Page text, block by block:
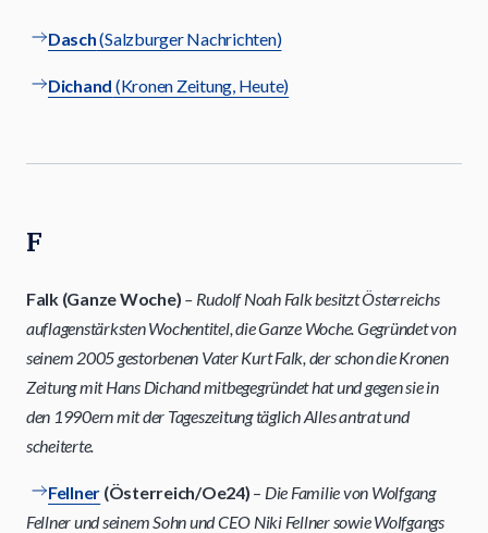
Dasch(Salzburger Nachrichten)
Dichand (Kronen Zeitung, Heute)
F
Falk (Ganze Woche) – Rudolf Noah Falk besitzt Österreichs
auflagenstärksten Wochentitel, die Ganze Woche. Gegründet von
seinem 2005 gestorbenen Vater Kurt Falk, der schon die Kronen
Zeitung mit Hans Dichand mitbegegründet hat und gegen sie in
den 1990ern mit der Tageszeitung täglich Alles antrat und
scheiterte.
Fellner (Österreich/Oe24) – Die Familie von Wolfgang
Fellner und seinem Sohn und CEO Niki Fellner sowie Wolfgangs